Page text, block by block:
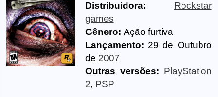
Distribuidora:
Rockstar
games
Gênero: Ação furtiva
Lançamento: 29 de Outubro
de 2007
Outras versões: PlayStation
2, PSP